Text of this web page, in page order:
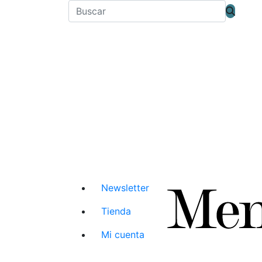
Newsletter
Tienda
Mi cuenta